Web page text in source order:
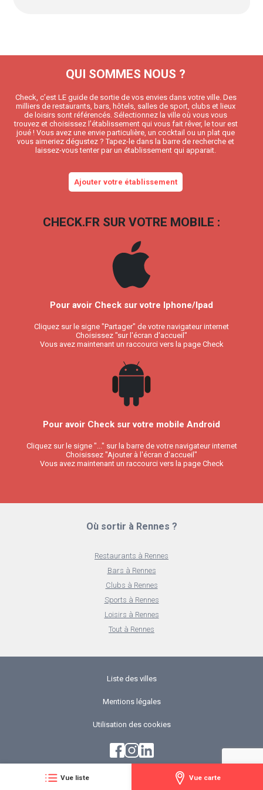
Vue liste Vue carte
QUI SOMMES NOUS ?
Check, c’est LE guide de sortie de vos envies dans votre ville. Des
milliers de restaurants, bars, hôtels, salles de sport, clubs et lieux
de loisirs sont référencés. Sélectionnez la ville où vous vous
trouvez et choisissez l’établissement qui vous fait rêver, le tour est
joué ! Vous avez une envie particulière, un cocktail ou un plat que
vous aimeriez dégustez ? Tapez-le dans la barre de recherche et
laissez-vous tenter par un établissement qui apparait.
Ajouter votre établissement
CHECK.FR SUR VOTRE MOBILE :
Pour avoir Check sur votre Iphone/Ipad
Cliquez sur le signe "Partager" de votre navigateur internet
Choisissez "sur l'écran d'accueil"
Vous avez maintenant un raccourci vers la page Check
Pour avoir Check sur votre mobile Android
Cliquez sur le signe "..." sur la barre de votre navigateur internet
Choisissez "Ajouter à l'écran d'accueil"
Vous avez maintenant un raccourci vers la page Check
Où sortir à Rennes ?
Restaurants à Rennes
Bars à Rennes
Clubs à Rennes
Sports à Rennes
Loisirs à Rennes
Tout à Rennes
Liste des villes
Mentions légales
Utilisation des cookies